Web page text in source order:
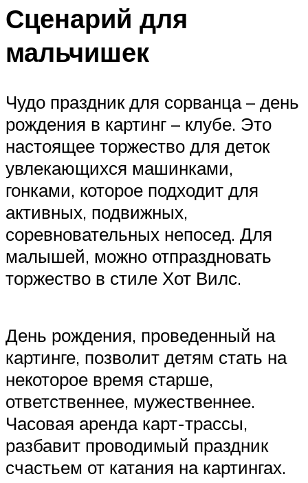
Сценарий для
мальчишек
Чудо праздник для сорванца – день
рождения в картинг – клубе. Это
настоящее торжество для деток
увлекающихся машинками,
гонками, которое подходит для
активных, подвижных,
соревновательных непосед. Для
малышей, можно отпраздновать
торжество в стиле Хот Вилс.
День рождения, проведенный на
картинге, позволит детям стать на
некоторое время старше,
ответственнее, мужественнее.
Часовая аренда карт-трассы,
разбавит проводимый праздник
счастьем от катания на картингах.